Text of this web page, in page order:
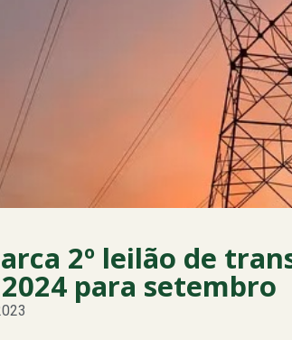
2º leilão de
para setembro